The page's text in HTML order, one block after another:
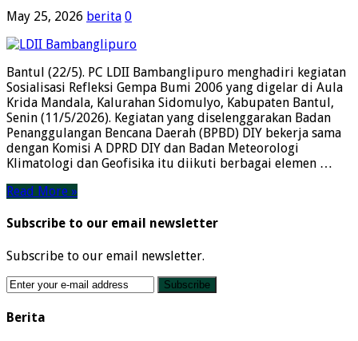
May 25, 2026 berita 0
Bantul (22/5). PC LDII Bambanglipuro menghadiri kegiatan
Sosialisasi Refleksi Gempa Bumi 2006 yang digelar di Aula
Krida Mandala, Kalurahan Sidomulyo, Kabupaten Bantul,
Senin (11/5/2026). Kegiatan yang diselenggarakan Badan
Penanggulangan Bencana Daerah (BPBD) DIY bekerja sama
dengan Komisi A DPRD DIY dan Badan Meteorologi
Klimatologi dan Geofisika itu diikuti berbagai elemen …
Read More »
Subscribe to our email newsletter
Subscribe to our email newsletter.
Berita